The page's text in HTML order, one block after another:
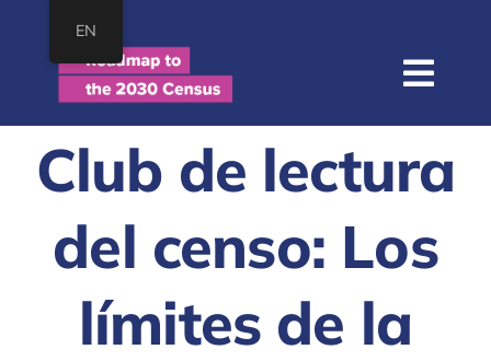
contenido
de
Hogar
Acerca de
Unirse
Club de lectura
del censo: Los
límites de la
EN